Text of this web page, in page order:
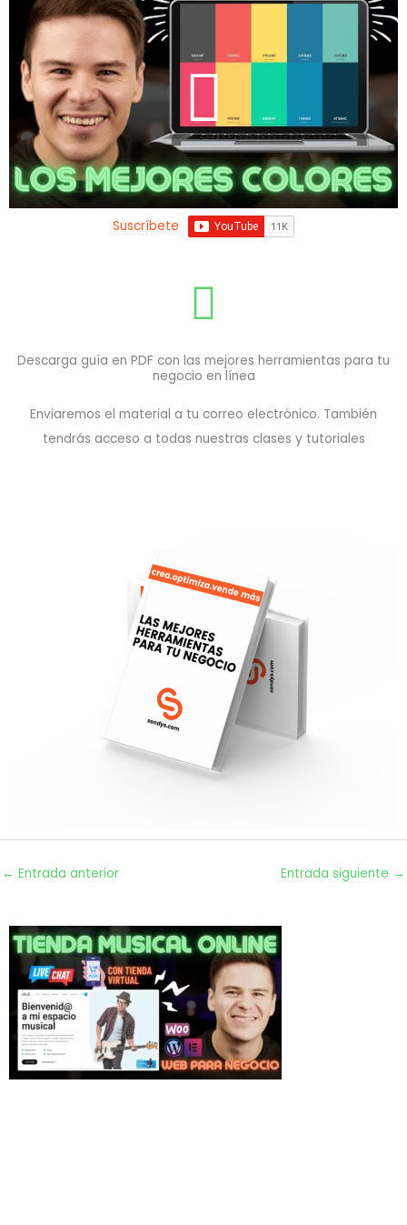
Suscríbete
Descarga guía en PDF con las mejores herramientas para tu
negocio en línea
Enviaremos el material a tu correo electrónico. También
tendrás acceso a todas nuestras clases y tutoriales
← Entrada anterior Entrada siguiente →